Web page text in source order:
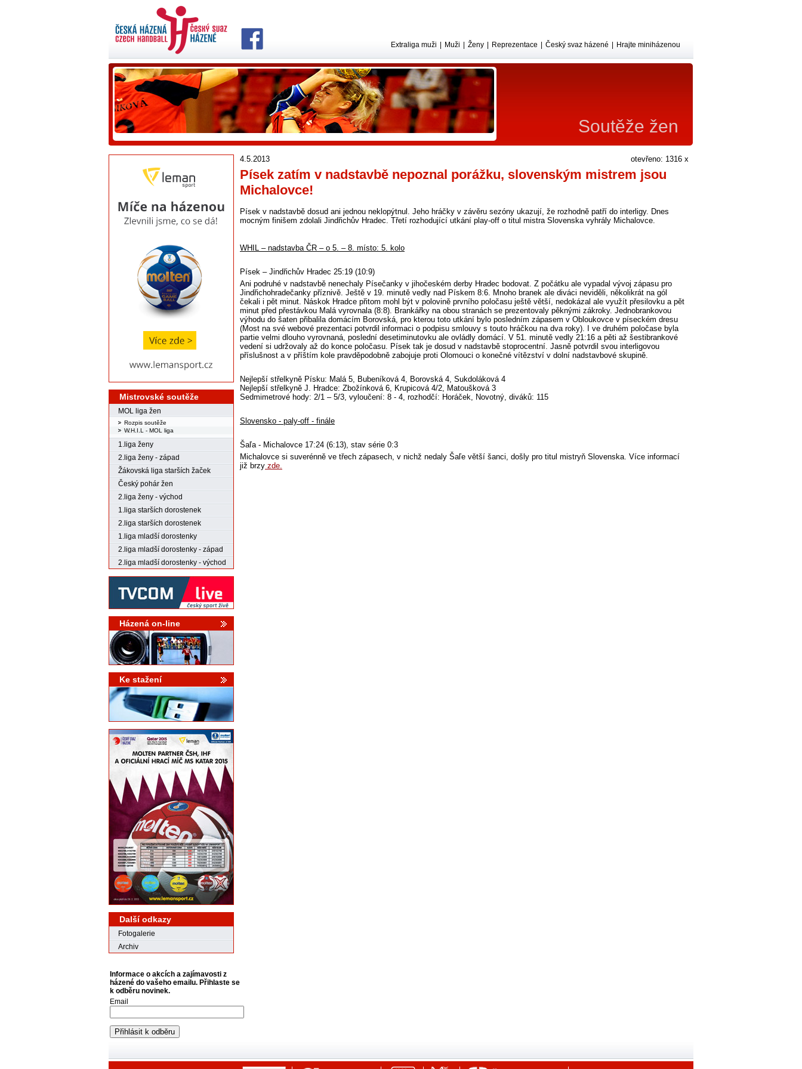
Soutěže žen
Extraliga muži Muži Ženy Reprezentace Český svaz házené Hrajte miniházenou
Mistrovské soutěže
MOL liga žen
Rozpis soutěže
W.H.I.L - MOL liga
1.liga ženy
2.liga ženy - západ
Žákovská liga starších žaček
Český pohár žen
2.liga ženy - východ
1.liga starších dorostenek
2.liga starších dorostenek
1.liga mladší dorostenky
2.liga mladší dorostenky - západ
2.liga mladší dorostenky - východ
Házená on-line
Ke stažení
Další odkazy
Fotogalerie
Archiv
Informace o akcích a zajímavosti z
házené do vašeho emailu. Přihlaste se
k odběru novinek.
Email
4.5.2013 otevřeno: 1316 x
Písek zatím v nadstavbě nepoznal porážku, slovenským mistrem jsou
Michalovce!
Písek v nadstavbě dosud ani jednou neklopýtnul. Jeho hráčky v závěru sezóny ukazují, že rozhodně patří do interligy. Dnes
mocným finišem zdolali Jindřichův Hradec. Třetí rozhodující utkání play-off o titul mistra Slovenska vyhrály Michalovce.
WHIL – nadstavba ČR – o 5. – 8. místo: 5. kolo
Písek – Jindřichův Hradec 25:19 (10:9)
Ani podruhé v nadstavbě nenechaly Písečanky v jihočeském derby Hradec bodovat. Z počátku ale vypadal vývoj zápasu pro
Jindřichohradečanky příznivě. Ještě v 19. minutě vedly nad Pískem 8:6. Mnoho branek ale diváci neviděli, několikrát na gól
čekali i pět minut. Náskok Hradce přitom mohl být v polovině prvního poločasu ještě větší, nedokázal ale využít přesilovku a pět
minut před přestávkou Malá vyrovnala (8:8). Brankářky na obou stranách se prezentovaly pěknými zákroky. Jednobrankovou
výhodu do šaten přibalila domácím Borovská, pro kterou toto utkání bylo posledním zápasem v Obloukovce v píseckém dresu
(Most na své webové prezentaci potvrdil informaci o podpisu smlouvy s touto hráčkou na dva roky). I ve druhém poločase byla
partie velmi dlouho vyrovnaná, poslední desetiminutovku ale ovládly domácí. V 51. minutě vedly 21:16 a pěti až šestibrankové
vedení si udržovaly až do konce poločasu. Písek tak je dosud v nadstavbě stoprocentní. Jasně potvrdil svou interligovou
příslušnost a v příštím kole pravděpodobně zabojuje proti Olomouci o konečné vítězství v dolní nadstavbové skupině.
Nejlepší střelkyně Písku: Malá 5, Bubeníková 4, Borovská 4, Sukdoláková 4
Nejlepší střelkyně J. Hradce: Zbožínková 6, Krupicová 4/2, Matoušková 3
Sedmimetrové hody: 2/1 – 5/3, vyloučení: 8 - 4, rozhodčí: Horáček, Novotný, diváků: 115
Slovensko - paly-off - finále
Šaľa - Michalovce 17:24 (6:13), stav série 0:3
Michalovce si suverénně ve třech zápasech, v nichž nedaly Šaľe větší šanci, došly pro titul mistryň Slovenska. Více informací
již brzy zde.